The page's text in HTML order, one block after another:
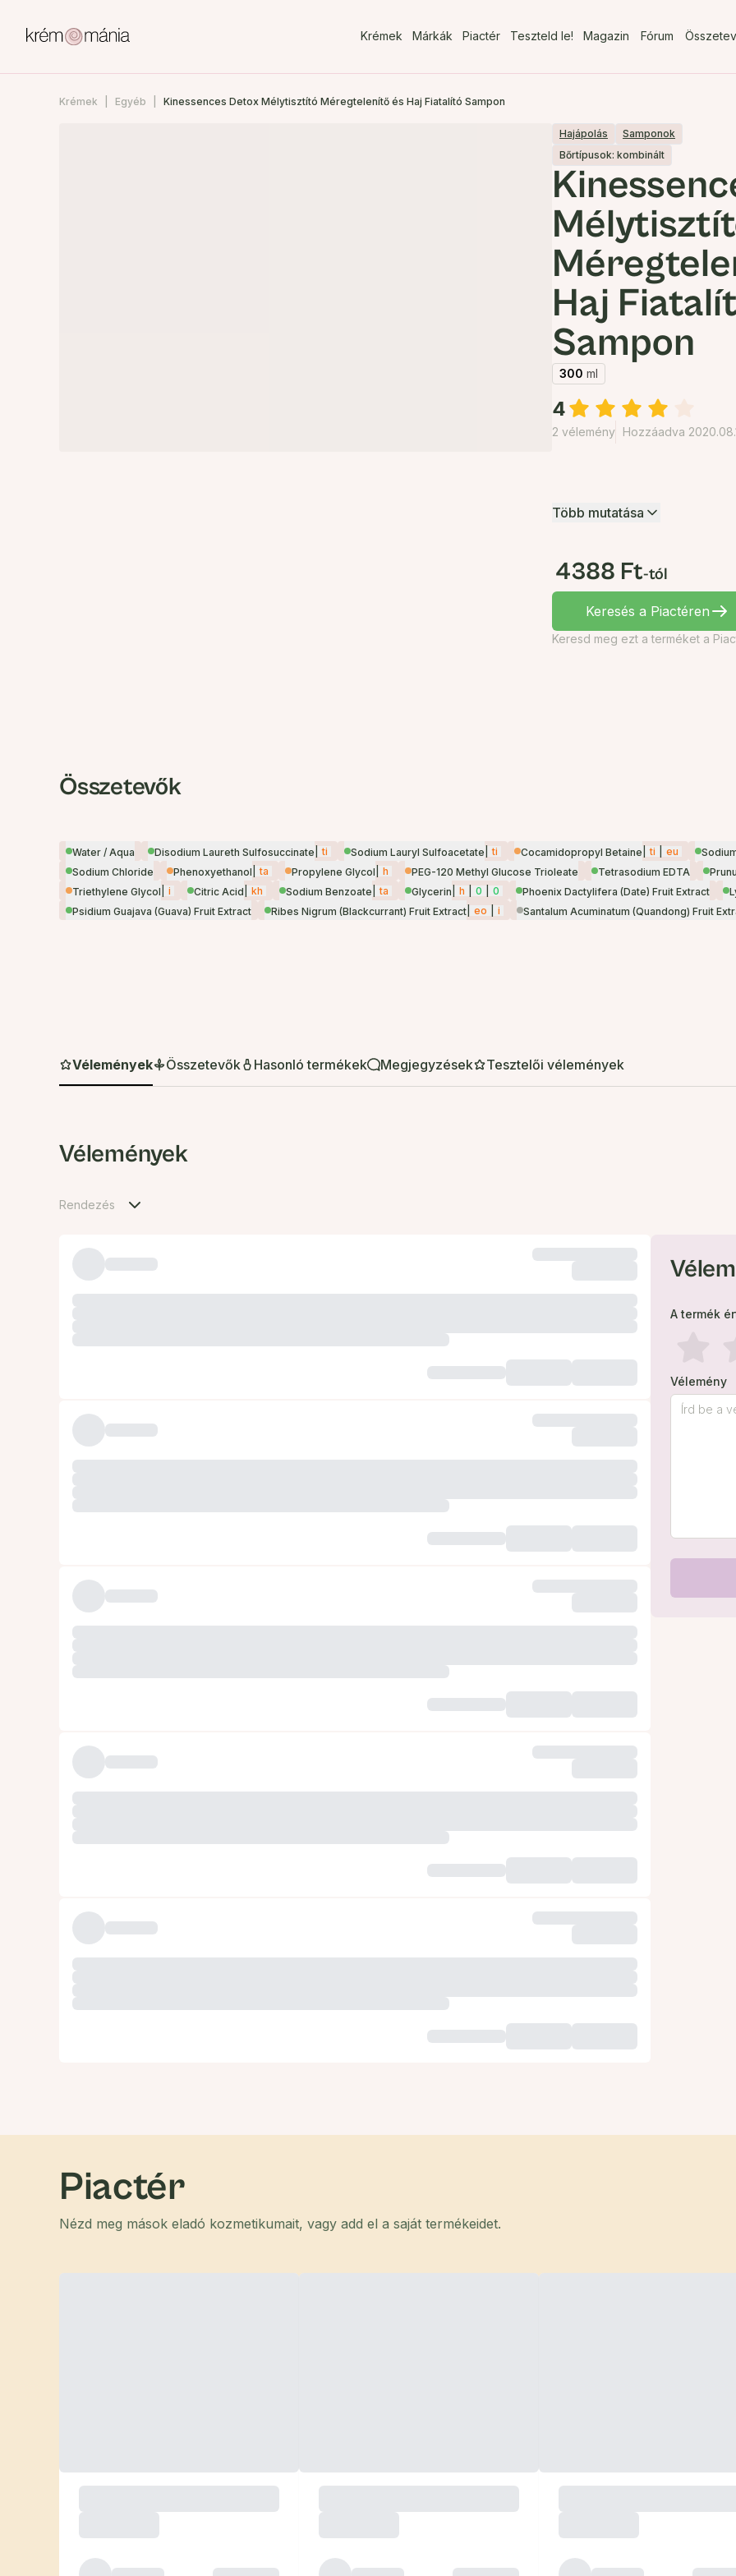
Krémek Márkák Piactér Teszteld le! Magazin Fórum
Krémek Egyéb Kinessences Detox Mélytisztító Méregtelenítő és Haj Fiatalító Sampon
Hajápolás
Samponok
Bőrtípusok: kombinált
Haj
Sampon
300 ml
4
2 vélemény Hozzáadva
Több mutatása
4388 Ft-tól
Keresés a Piactéren
Keresd meg ezt a terméket a
Összetevők
Water / Aqua Disodium Laureth Sulfosuccinate ti Sodium Lauryl Sulfoacetate ti Cocamidopropyl Betaine ti eu
Sodium Chloride
Phenoxyethanol ta Propylene Glycol h PEG-120 Methyl Glucose Trioleate Tetrasodium EDTA
Triethylene Glycol
i Citric Acid kh Sodium Benzoate ta Glycerin h 0 0 Phoenix Dactylifera (Date) Fruit Extract
Psidium Guajava (Guava) Fruit Extract
Ribes Nigrum (Blackcurrant) Fruit Extract eo i Santalum Acuminatum (Quandong) Fruit
Vélemények Összetevők Hasonló termékek Megjegyzések Tesztelői vélemények
Vélemények
Rendezés
A termék
Vélemény
Piactér
Nézd meg mások eladó kozmetikumait, vagy add el a saját termékeidet.